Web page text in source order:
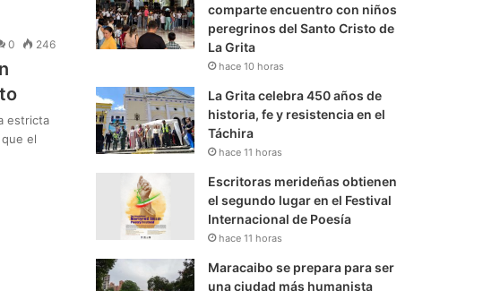
0 246
estricta
el
comparte encuentro con niños
peregrinos del Santo Cristo de
La Grita
hace 10 horas
La Grita celebra 450 años de
historia, fe y resistencia en el
Táchira
hace 11 horas
Escritoras merideñas obtienen
el segundo lugar en el Festival
Internacional de Poesía
hace 11 horas
Maracaibo se prepara para ser
una ciudad más humanista